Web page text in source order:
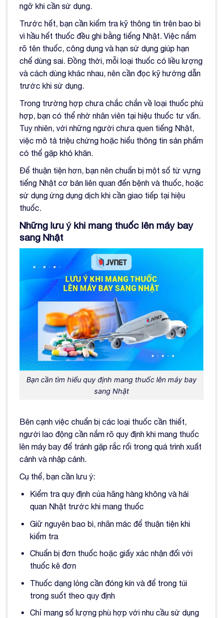
ngỡ khi cần sử dụng.
Trước hết, bạn cần kiểm tra kỹ thông tin trên bao bì
vì hầu hết thuốc đều ghi bằng tiếng Nhật. Việc nắm
rõ tên thuốc, công dụng và hạn sử dụng giúp hạn
chế dùng sai. Đồng thời, mỗi loại thuốc có liều lượng
và cách dùng khác nhau, nên cần đọc kỹ hướng dẫn
trước khi sử dụng.
Trong trường hợp chưa chắc chắn về loại thuốc phù
hợp, bạn có thể nhờ nhân viên tại hiệu thuốc tư vấn.
Tuy nhiên, với những người chưa quen tiếng Nhật,
việc mô tả triệu chứng hoặc hiểu thông tin sản phẩm
có thể gặp khó khăn.
Để thuận tiện hơn, bạn nên chuẩn bị một số từ vựng
tiếng Nhật cơ bản liên quan đến bệnh và thuốc, hoặc
sử dụng ứng dụng dịch khi cần giao tiếp tại hiệu
thuốc.
Những lưu ý khi mang thuốc lên máy bay
sang Nhật
Bạn cần tìm hiểu quy định mang thuốc lên máy bay
sang Nhật
Bên cạnh việc chuẩn bị các loại thuốc cần thiết,
người lao động cần nắm rõ quy định khi mang thuốc
lên máy bay để tránh gặp rắc rối trong quá trình xuất
cảnh và nhập cảnh.
Cụ thể, bạn cần lưu ý:
Kiểm tra quy định của hãng hàng không và hải
quan Nhật trước khi mang thuốc
Giữ nguyên bao bì, nhãn mác để thuận tiện khi
kiểm tra
Chuẩn bị đơn thuốc hoặc giấy xác nhận đối với
thuốc kê đơn
Thuốc dạng lỏng cần đóng kín và để trong túi
trong suốt theo quy định
Chỉ mang số lượng phù hợp với nhu cầu sử dụng